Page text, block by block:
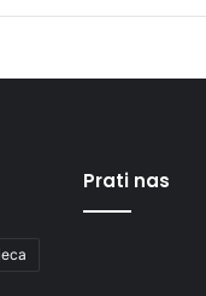
Prati nas